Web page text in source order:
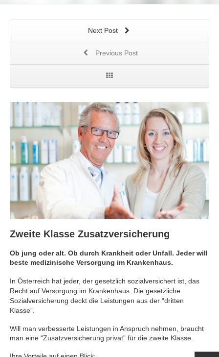
Next Post
Previous Post
Zweite Klasse Zusatzversicherung
Ob jung oder alt. Ob durch Krankheit oder Unfall. Jeder will
beste medizinische Versorgung im Krankenhaus.
In Österreich hat jeder, der gesetzlich sozialversichert ist, das
Recht auf Versorgung im Krankenhaus. Die gesetzliche
Sozialversicherung deckt die Leistungen aus der “dritten
Klasse”.
Will man verbesserte Leistungen in Anspruch nehmen, braucht
man eine “Zusatzversicherung privat” für die zweite Klasse.